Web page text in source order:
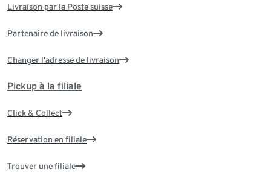
Livraison par la Poste suisse
Partenaire de livraison
Changer l'adresse de livraison
Pickup à la filiale
Click & Collect
Réservation en filiale
Trouver une filiale